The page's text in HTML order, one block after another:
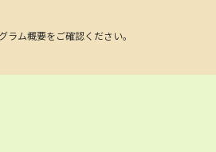
ム概要をご確認ください。